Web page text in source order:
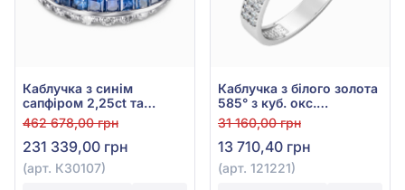
Каблучка з синім
сапфіром 2,25ct та
діамантом 0,8ct із білого
золота 750°, арт. К30107
462 678,00 грн
231 339,00 грн
(арт. К30107)
Каблучка з білого золота
585° з куб. окс.
цирконію, арт. 121221
31 160,00 грн
13 710,40 грн
(арт. 121221)